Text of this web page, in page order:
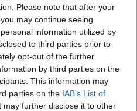
Please note that after your
may continue seeing
information utilized by
to third parties prior to
opt-out of the further
by third parties on the
This information may
parties on the IAB’s List of
may further disclose it to other
dátum - ekkor
az Apple az új
Arena
iPhone 18 Pro modellek
iPhone Ultra is
áremelésekről szóló
a rajtot.